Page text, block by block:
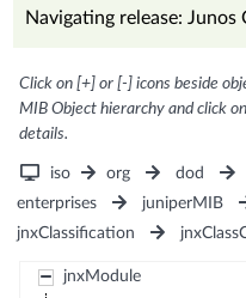
Navigating release: Junos
Click on [+] or [-] icons beside
MIB Object hierarchy and click
details.
iso org dod
enterprises
juniperMIB
jnxClassification
jnxModule